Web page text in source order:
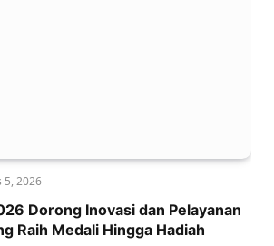
5, 2026
Dorong Inovasi dan Pelayanan
Raih Medali Hingga Hadiah